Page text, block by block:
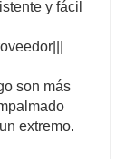
y fácil
son más
extremo.